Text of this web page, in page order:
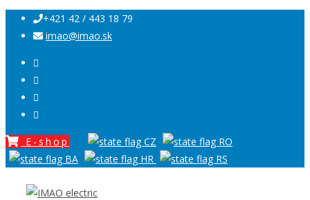
+421 42 / 443 18 79
imao@imao.sk
E-shop